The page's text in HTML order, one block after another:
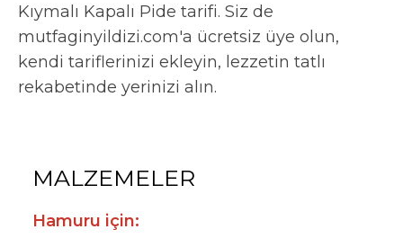
Kıymalı Kapalı Pide tarifi. Siz de
mutfaginyildizi.com'a ücretsiz üye olun,
kendi tariflerinizi ekleyin, lezzetin tatlı
rekabetinde yerinizi alın.
MALZEMELER
Hamuru için: